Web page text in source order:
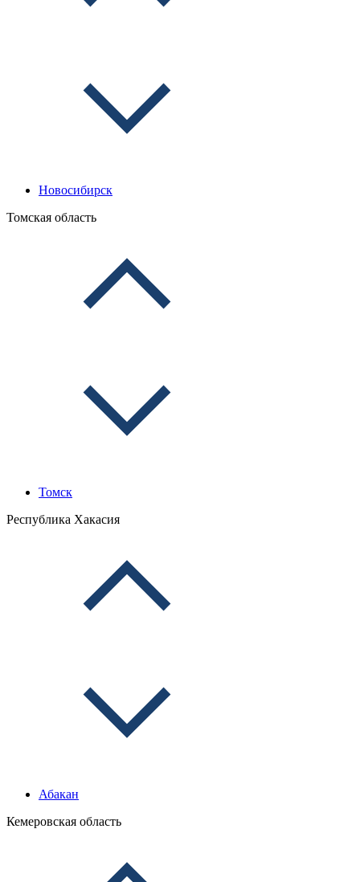
Новосибирск
Томская область
Томск
Республика Хакасия
Абакан
Кемеровская область